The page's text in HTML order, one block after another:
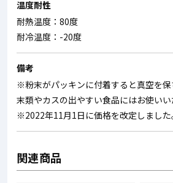
温度耐性
耐熱温度：80度
耐冷温度：-20度
備考
※粉末がパッキンに付着すると真空を
末類やカスの出やすい食品にはお使いい
※2022年11月1日に価格を改定しました
関連商品